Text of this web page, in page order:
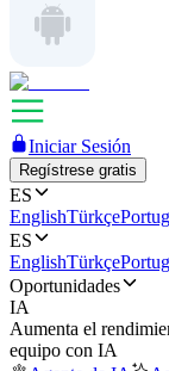
Iniciar Sesión
Regístrese gratis
ES
EnglishTürkçe
ES
EnglishTürkçe
Oportunidades
IA
Aumenta el
equipo con IA